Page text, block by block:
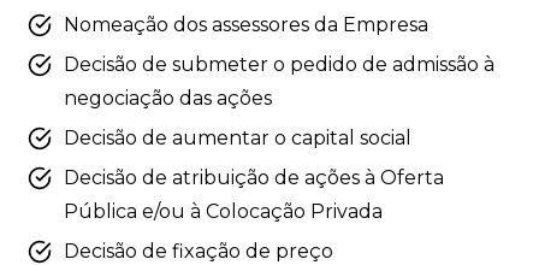
Nomeação dos assessores da Empresa
Decisão de submeter o pedido de admissão à
negociação das ações
Decisão de aumentar o capital social
Decisão de atribuição de ações à Oferta
Pública e/ou à Colocação Privada
Decisão de fixação de preço